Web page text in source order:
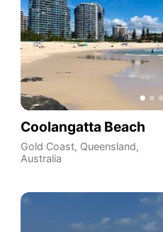
Coolangatta Beach
Gold Coast, Queensland,
Australia